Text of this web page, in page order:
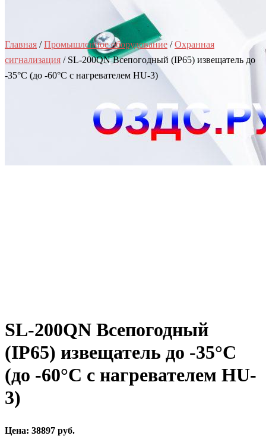
Главная /Промышленное оборудование /Охранная
сигнализация / SL-200QN Всепогодный (IP65) извещатель до
-35°С (до -60°С с нагревателем HU-3)
SL-200QN Всепогодный
(IP65) извещатель до -35°С
(до -60°С с нагревателем HU-
3)
Цена: 38897 руб.